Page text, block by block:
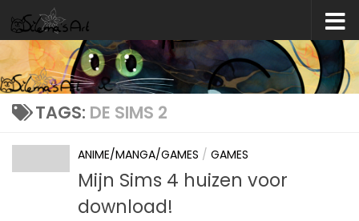
Skip to content
TAGS: DE SIMS 2
ANIME/MANGA/GAMES / GAMES
Mijn Sims 4 huizen voor
download!